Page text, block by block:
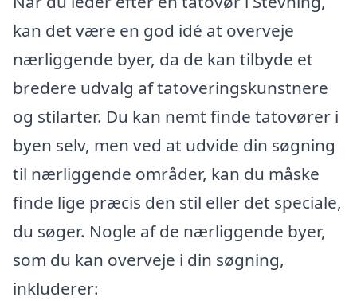
kan det være en god idé at overveje
nærliggende byer, da de kan tilbyde et
bredere udvalg af tatoveringskunstnere
og stilarter. Du kan nemt finde tatovører i
byen selv, men ved at udvide din søgning
til nærliggende områder, kan du måske
finde lige præcis den stil eller det speciale,
du søger. Nogle af de nærliggende byer,
som du kan overveje i din søgning,
inkluderer: